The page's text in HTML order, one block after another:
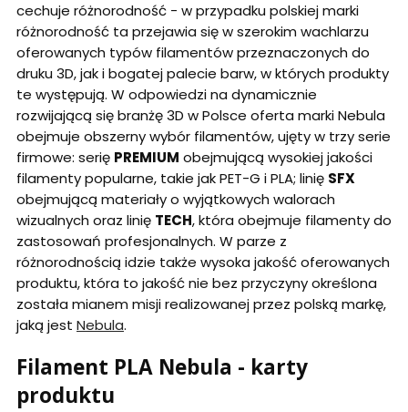
cechuje różnorodność - w przypadku polskiej marki
różnorodność ta przejawia się w szerokim wachlarzu
oferowanych typów filamentów przeznaczonych do
druku 3D, jak i bogatej palecie barw, w których produkty
te występują. W odpowiedzi na dynamicznie
rozwijającą się branżę 3D w Polsce oferta marki Nebula
obejmuje obszerny wybór filamentów, ujęty w trzy serie
firmowe: serię PREMIUM obejmującą wysokiej jakości
filamenty popularne, takie jak PET-G i PLA; linię SFX
obejmującą materiały o wyjątkowych walorach
wizualnych oraz linię TECH, która obejmuje filamenty do
zastosowań profesjonalnych. W parze z
różnorodnością idzie także wysoka jakość oferowanych
produktu, która to jakość nie bez przyczyny określona
została mianem misji realizowanej przez polską markę,
jaką jest Nebula.
Filament PLA Nebula - karty
produktu